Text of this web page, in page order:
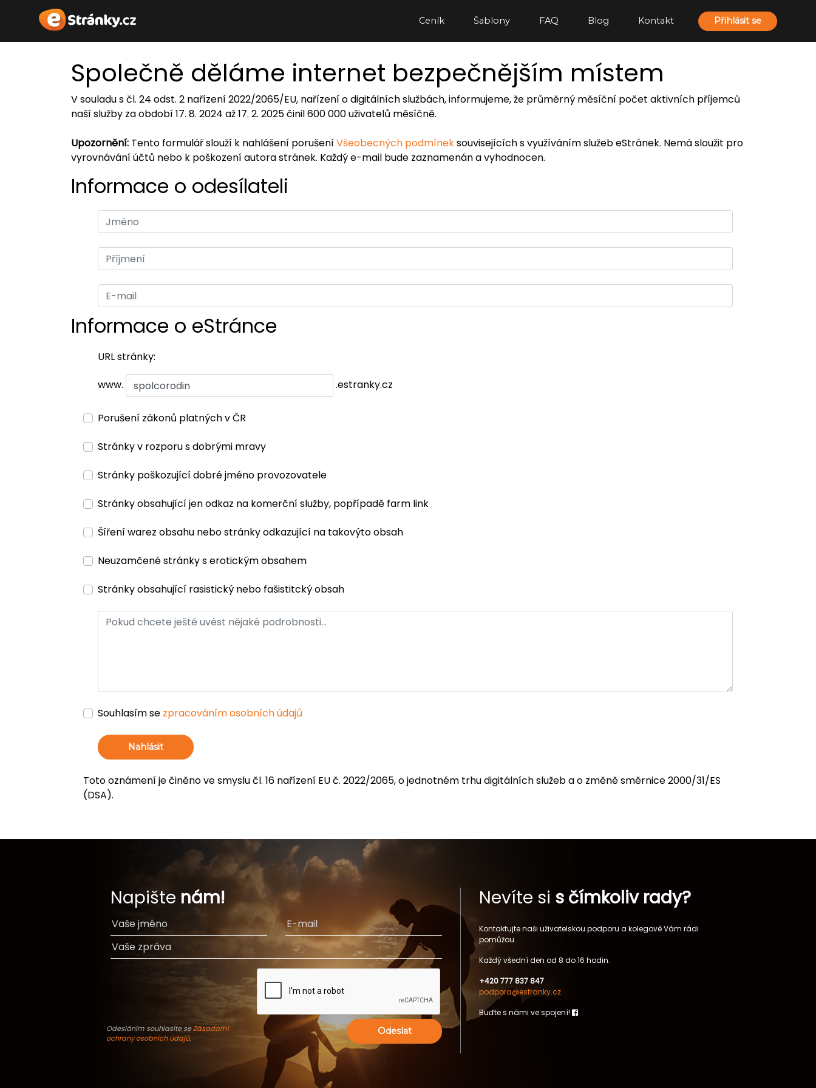
Ceník Šablony FAQ Blog Kontakt Přihlásit se
Společně děláme internet bezpečnějším místem
V souladu s čl. 24 odst. 2 nařízení 2022/2065/EU, nařízení o digitálních službách, informujeme, že průměrný měsíční počet aktivních příjemců
naší služby za období 17. 8. 2024 až 17. 2. 2025 činil 600 000 uživatelů měsíčně.
Upozornění: Tento formulář slouží k nahlášení porušeníVšeobecných podmíneksouvisejících s využíváním služeb eStránek. Nemá sloužit pro
vyrovnávání účtů nebo k poškození autora stránek. Každý e-mail bude zaznamenán a vyhodnocen.
Informace o odesílateli
Informace o eStránce
URL stránky:
www. .estranky.cz
Porušení zákonů platných v ČR
Stránky v rozporu s dobrými mravy
Stránky poškozující dobré jméno provozovatele
Stránky obsahující jen odkaz na komerční služby, popřípadě farm link
Šíření warez obsahu nebo stránky odkazující na takovýto obsah
Neuzamčené stránky s erotickým obsahem
Stránky obsahující rasistický nebo fašistitcký obsah
Souhlasím se zpracováním osobních údajů
Nahlásit
Toto oznámení je činěno ve smyslu čl. 16 nařízení EU č. 2022/2065, o jednotném trhu digitálních služeb a o změně směrnice 2000/31/ES
(DSA).
Napište nám!
Odesláním souhlasíte seZásadami
ochrany osobních údajů.
Odeslat
Nevíte si s čímkoliv rady?
Kontaktujte naši uživatelskou podporu a kolegové Vám rádi
pomůžou.
Každý všední den od 8 do 16 hodin.
+420 777 837 847
podpora@estranky.cz
Buďte s námi ve spojení!